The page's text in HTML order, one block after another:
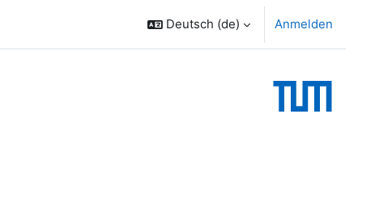
Deutsch ‎(de)‎ Anmelden